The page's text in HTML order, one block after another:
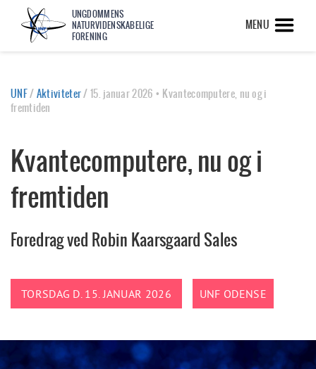
UNGDOMMENS
NATURVIDENSKABELIGE
FORENING
MENU
UNF/Aktiviteter/15. januar 2026 • Kvantecomputere, nu og i
fremtiden
Kvantecomputere, nu og i
fremtiden
Foredrag ved Robin Kaarsgaard Sales
TORSDAG D. 15. JANUAR 2026 UNF ODENSE